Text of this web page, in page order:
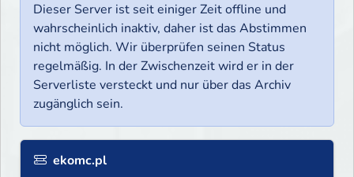
Dieser Server ist seit einiger Zeit offline und
wahrscheinlich inaktiv, daher ist das Abstimmen
nicht möglich. Wir überprüfen seinen Status
regelmäßig. In der Zwischenzeit wird er in der
Serverliste versteckt und nur über das Archiv
zugänglich sein.
ekomc.pl